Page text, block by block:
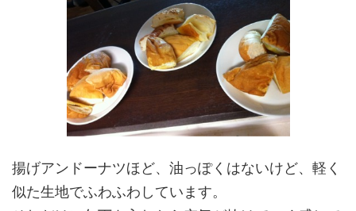
揚げアンドーナツほど、油っぽくはないけど、軽く
似た生地でふわふわしています。